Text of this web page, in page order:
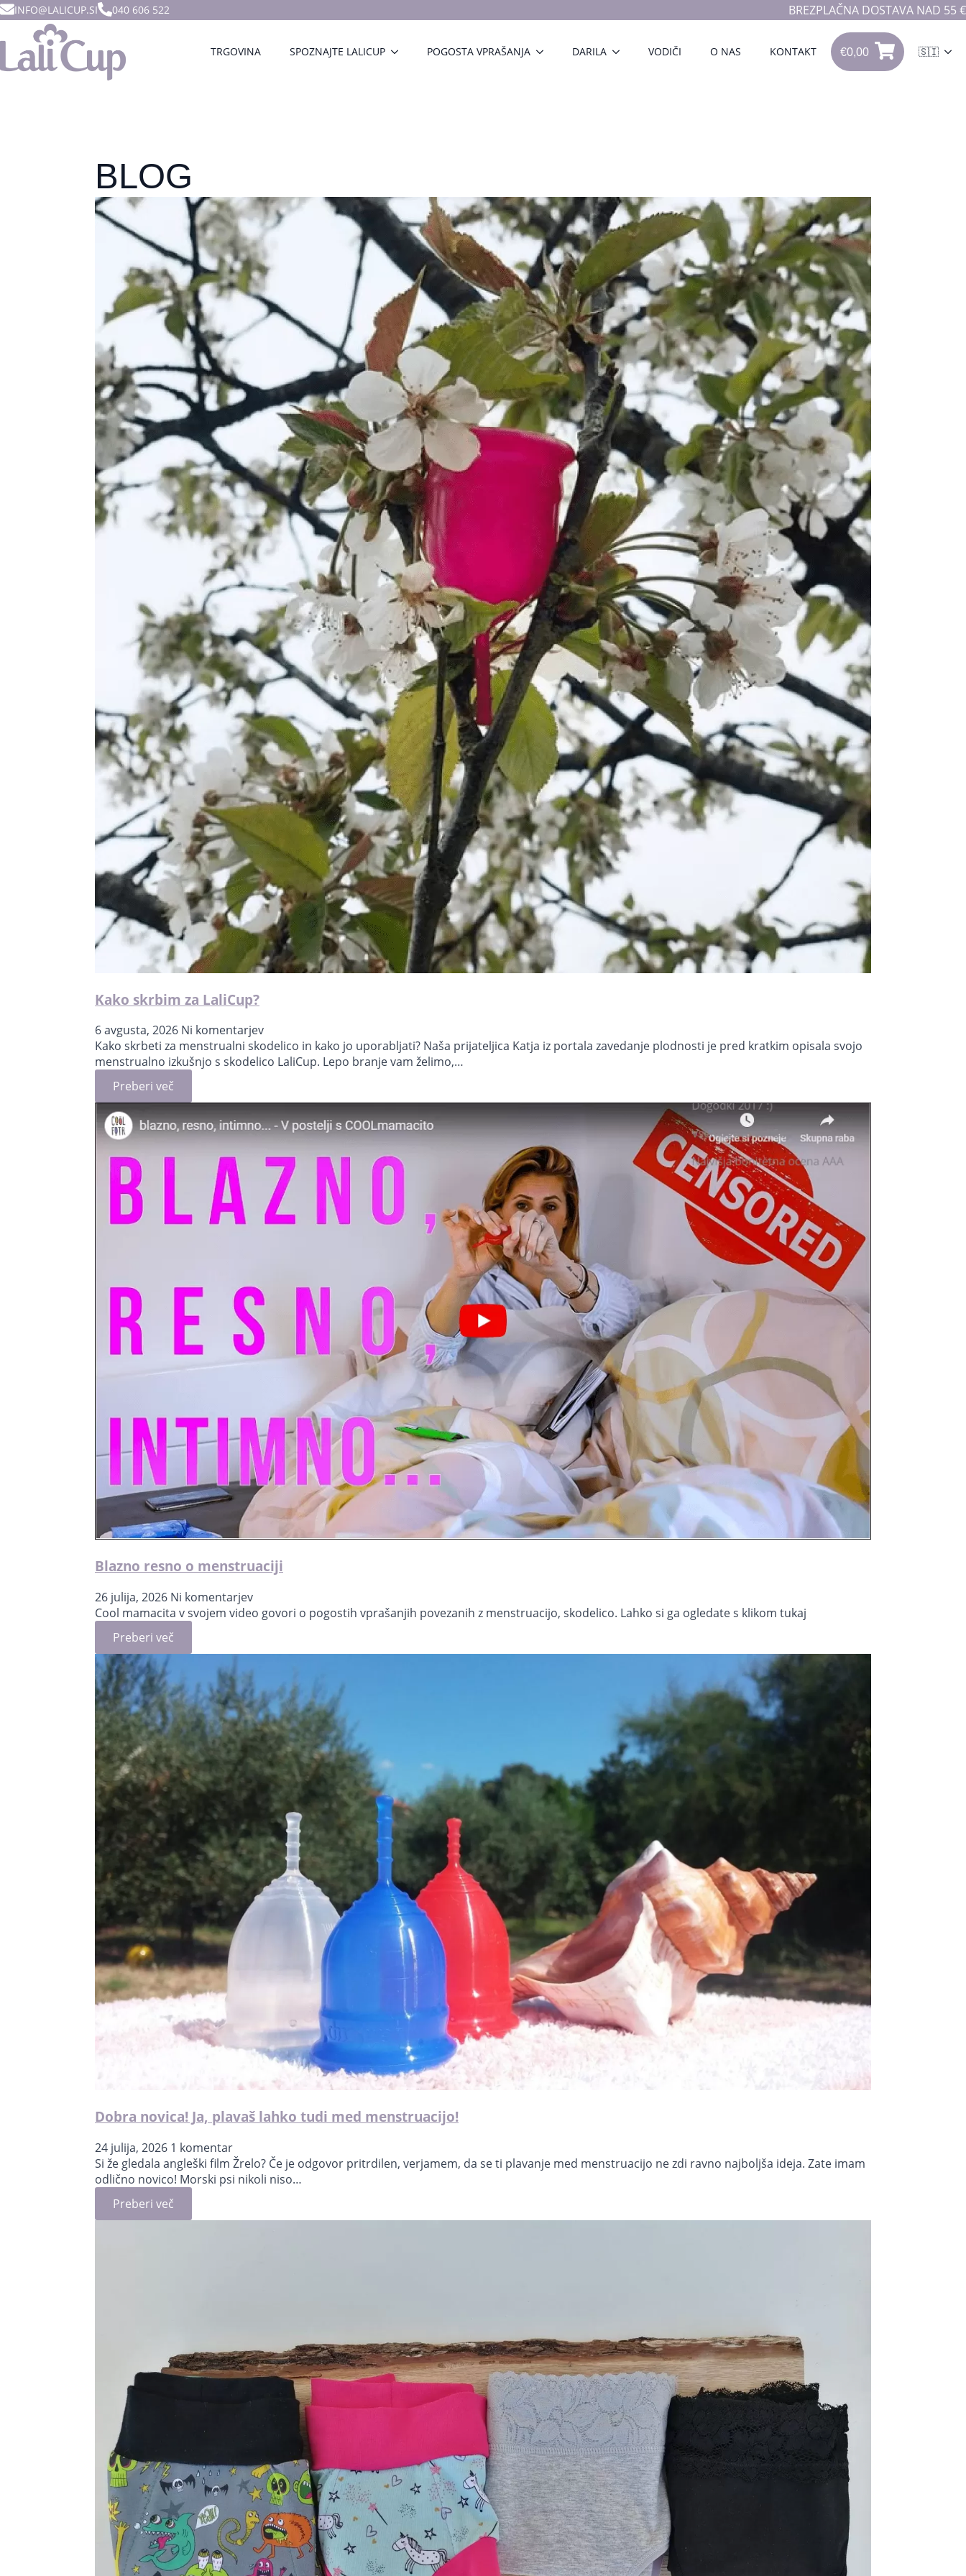
INFO@LALICUP.SI 040 606 522 BREZPLAČNA DOSTAVA NAD 55 €
TRGOVINA SPOZNAJTE LALICUP POGOSTA VPRAŠANJA DARILA VODIČI O NAS KONTAKT
€0,00
€0,00 🇸🇮
BLOG
Kako skrbim za LaliCup?
6 avgusta, 2026 Ni komentarjev
Kako skrbeti za menstrualni skodelico in kako jo uporabljati?⁣ Naša prijateljica Katja iz portala zavedanje plodnosti je pred kratkim opisala svojo
menstrualno izkušnjo s skodelico LaliCup. Lepo branje vam želimo,…
Preberi več
Blazno resno o menstruaciji
26 julija, 2026 Ni komentarjev
Cool mamacita v svojem video govori o pogostih vprašanjih povezanih z menstruacijo, skodelico. Lahko si ga ogledate s klikom tukaj
Preberi več
Dobra novica! Ja, plavaš lahko tudi med menstruacijo!
24 julija, 2026 1 komentar
Si že gledala angleški film Žrelo? Če je odgovor pritrdilen, verjamem, da se ti plavanje med menstruacijo ne zdi ravno najboljša ideja. Zate imam
odlično novico! Morski psi nikoli niso…
Preberi več